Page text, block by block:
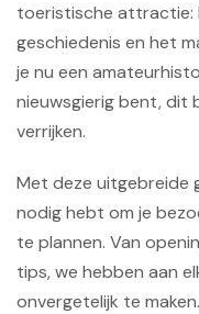
toeristische attractie:
geschiedenis en het
je nu een
nieuwsgierig bent, dit
verrijken.
Met deze uitgebreide
nodig hebt om je
te plannen. Van
tips, we hebben aan
onvergetelijk te maken.